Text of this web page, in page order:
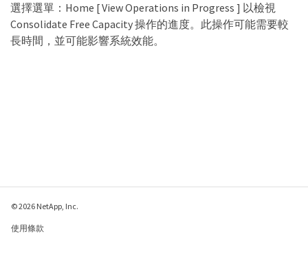
選擇選單：Home [ View Operations in Progress ] 以檢視
Consolidate Free Capacity 操作的進度。此操作可能需要較
長時間，並可能影響系統效能。
© 2026 NetApp, Inc.
使用條款